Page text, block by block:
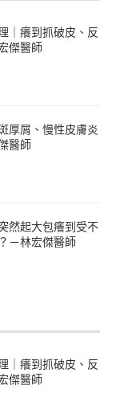
｜癢到抓破皮、反
傑醫師
厚屑、慢性皮膚炎
醫師
然起大包癢到受不
－林宏傑醫師
｜癢到抓破皮、反
傑醫師